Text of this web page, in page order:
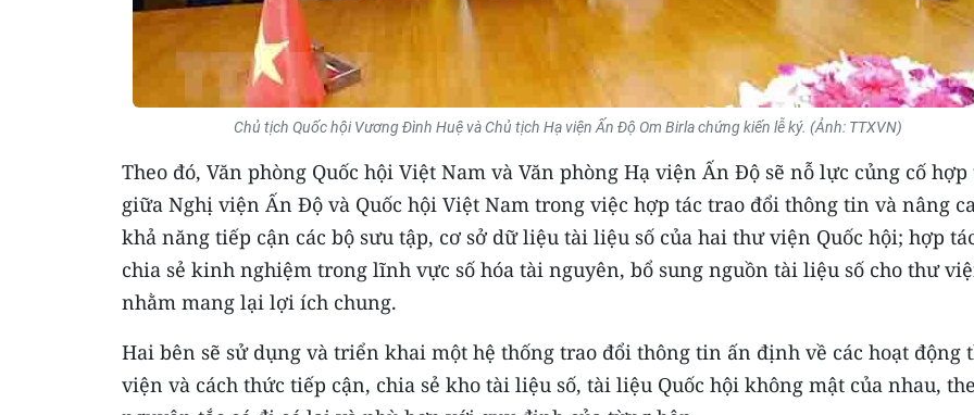
Chủ tịch Quốc hội Vương Đình Huệ và Chủ tịch Hạ viện Ấn Độ Om Birla chứng kiến lễ ký. (Ảnh: TTXVN)
Theo đó, Văn phòng Quốc hội Việt Nam và Văn phòng Hạ viện Ấn Độ sẽ nỗ lực củng cố hợp
giữa Nghị viện Ấn Độ và Quốc hội Việt Nam trong việc hợp tác trao đổi thông tin và nâng
khả năng tiếp cận các bộ sưu tập, cơ sở dữ liệu tài liệu số của hai thư viện Quốc hội; hợp
chia sẻ kinh nghiệm trong lĩnh vực số hóa tài nguyên, bổ sung nguồn tài liệu số cho thư
nhằm mang lại lợi ích chung.
Hai bên sẽ sử dụng và triển khai một hệ thống trao đổi thông tin ấn định về các hoạt động
viện và cách thức tiếp cận, chia sẻ kho tài liệu số, tài liệu Quốc hội không mật của nhau,